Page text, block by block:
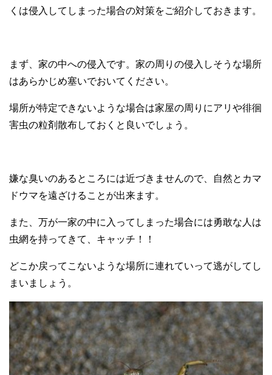
くは侵入してしまった場合の対策をご紹介しておきます。
まず、家の中への侵入です。家の周りの侵入しそうな場所
はあらかじめ塞いでおいてください。
場所が特定できないような場合は家屋の周りにアリや徘徊
害虫の粒剤散布しておくと良いでしょう。
嫌な臭いのあるところには近づきませんので、自然とカマ
ドウマを遠ざけることが出来ます。
また、万が一家の中に入ってしまった場合には勇敢な人は
虫網を持ってきて、キャッチ！！
どこか戻ってこないような場所に連れていって逃がしてし
まいましょう。